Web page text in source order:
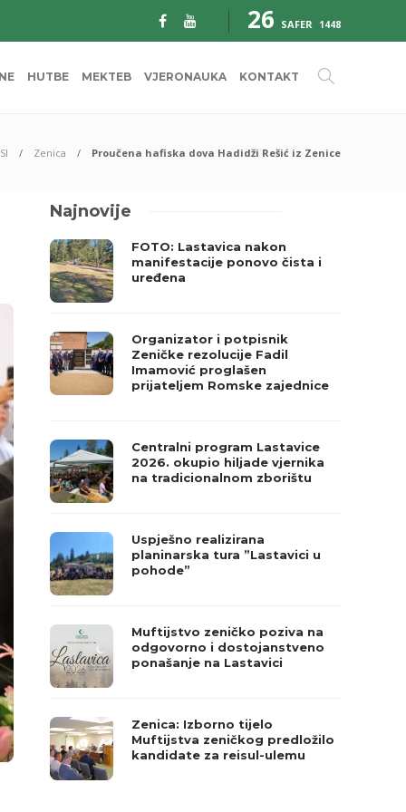
26 SAFER 1448
HUTBE MEKTEB VJERONAUKA KONTAKT
Zenica Proučena hafiska dova Hadidži Rešić iz Zenice
Najnovije
FOTO: Lastavica nakon
manifestacije ponovo čista i
uređena
Organizator i potpisnik
Zeničke rezolucije Fadil
Imamović proglašen
prijateljem Romske zajednice
Centralni program Lastavice
2026. okupio hiljade vjernika
na tradicionalnom zborištu
Uspješno realizirana
planinarska tura ”Lastavici u
pohode”
Muftijstvo zeničko poziva na
odgovorno i dostojanstveno
ponašanje na Lastavici
Zenica: Izborno tijelo
Muftijstva zeničkog predložilo
kandidate za reisul-ulemu